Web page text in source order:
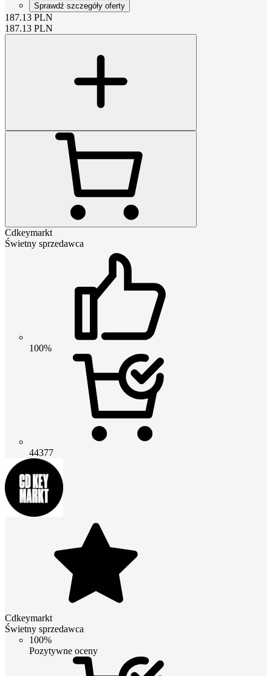
Sprawdź szczegóły oferty
187.13 PLN
187.13 PLN
Cdkeymarkt
Świetny sprzedawca
100%
44377
Cdkeymarkt
Świetny sprzedawca
100%
Pozytywne oceny